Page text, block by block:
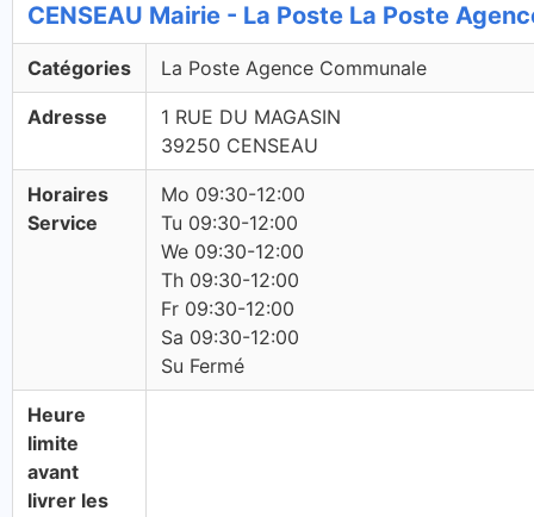
CENSEAU Mairie - La Poste La Poste
Catégories La Poste Agence Communale
Adresse
1 RUE DU MAGASIN
39250 CENSEAU
Horaires
Service
Mo 09:30-12:00
Tu 09:30-12:00
We 09:30-12:00
Th 09:30-12:00
Fr 09:30-12:00
Sa 09:30-12:00
Su Fermé
Heure
limite
avant
livrer les